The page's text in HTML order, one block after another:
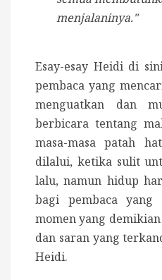
menjalaninya."
Esay-esay Heidi di
pembaca yang
menguatkan dan
berbicara tentang
masa-masa patah
dilalui, ketika sulit
lalu, namun hidup
bagi pembaca yang
momen yang
dan saran yang
Heidi.